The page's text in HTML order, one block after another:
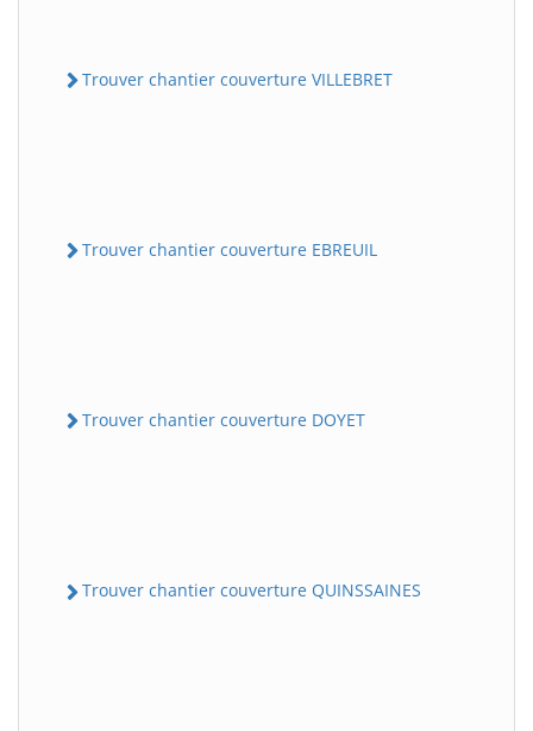
Trouver chantier couverture VILLEBRET
Trouver chantier couverture EBREUIL
Trouver chantier couverture DOYET
Trouver chantier couverture QUINSSAINES